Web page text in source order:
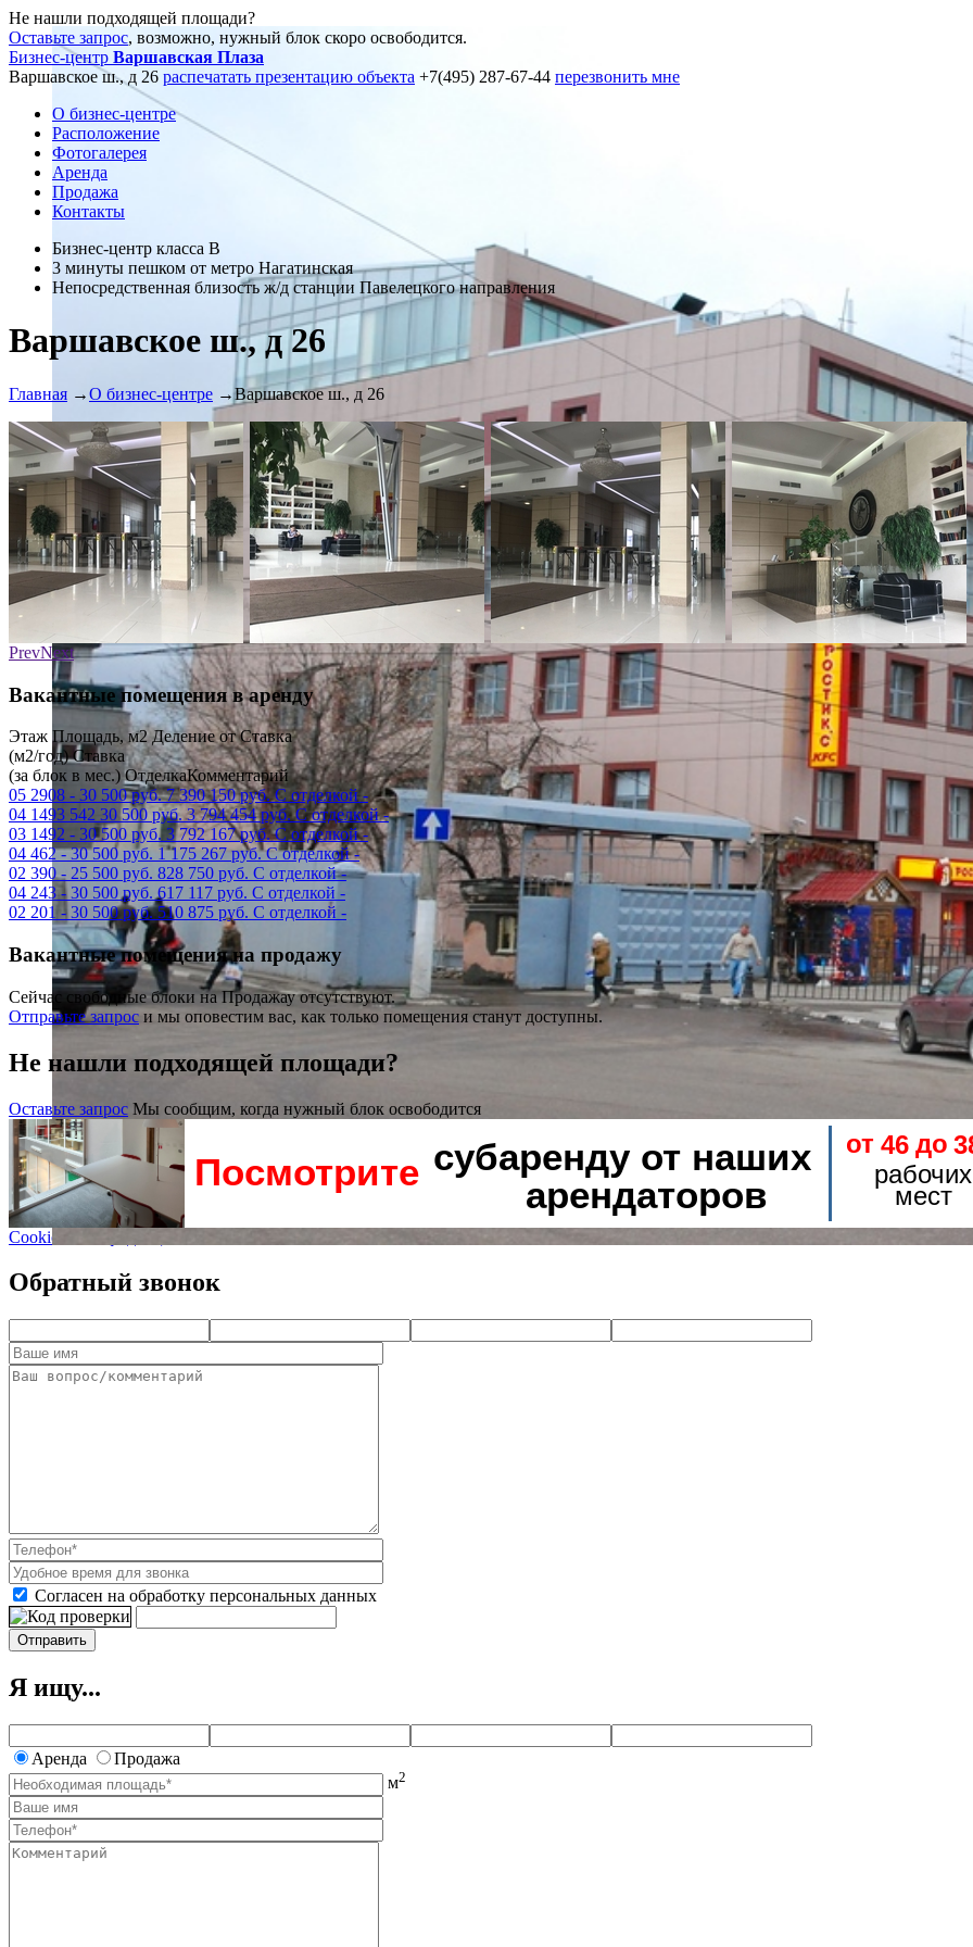
Не нашли подходящей площади?
Оставьте запрос, возможно, нужный блок скоро освободится.
Бизнес-центр Варшавская Плаза
Варшавское ш., д 26 распечатать презентацию объекта +7(495) 287-67-44 перезвонить мне
О бизнес-центре
Расположение
Фотогалерея
Аренда
Продажа
Контакты
Бизнес-центр класса В
3 минуты пешком от метро Нагатинская
Непосредственная близость ж/д станции Павелецкого направления
Варшавское ш., д 26
Главная →О бизнес-центре →Варшавское ш., д 26
PrevNext
Вакантные помещения в аренду
Этаж Площадь, м2 Деление от Ставка
(м2/год) Ставка
(за блок в мес.) ОтделкаКомментарий
05 2908 - 30 500 руб. 7 390 150 руб. С отделкой -
04 1493 542 30 500 руб. 3 794 454 руб. С отделкой -
03 1492 - 30 500 руб. 3 792 167 руб. С отделкой -
04 462 - 30 500 руб. 1 175 267 руб. С отделкой -
02 390 - 25 500 руб. 828 750 руб. С отделкой -
04 243 - 30 500 руб. 617 117 руб. С отделкой -
02 201 - 30 500 руб. 510 875 руб. С отделкой -
Вакантные помещения на продажу
Сейчас свободные блоки на Продажау отсутствуют.
Отправьте запрос и мы оповестим вас, как только помещения станут доступны.
Не нашли подходящей площади?
Оставьте запрос Мы сообщим, когда нужный блок освободится
Посмотрите субаренду от наших
арендаторов
от 46 до
рабочих
мест
Cookie и Конфиденциальность
Обратный звонок
Согласен на обработку персональных данных
Я ищу...
Аренда
Продажа
м2